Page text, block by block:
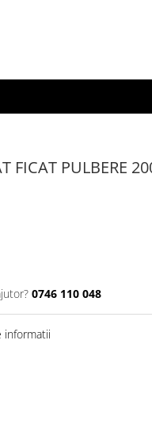
FICAT PULBERE
0746 110 048
informatii